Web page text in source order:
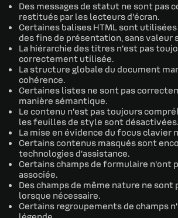
Des messages de statut ne sont pas
restitués par les lecteurs d’écran.
Certaines balises HTML sont
des fins de présentation, sans valeur
La hiérarchie des titres n’est pas
correctement utilisée.
La structure globale du document
cohérence.
Certaines listes ne sont pas
manière sémantique.
Le contenu n’est pas toujours
les feuilles de style sont désactivées.
La mise en évidence du focus clavier
Certains contenus masqués sont
technologies d’assistance.
Certains champs de formulaire n’ont
associée.
Des champs de même nature ne sont
lorsque nécessaire.
Certains regroupements de champs